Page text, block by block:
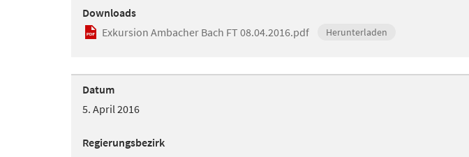
Downloads
Exkursion Ambacher Bach FT 08.04.2016.pdf
Herunterladen
Datum
5. April 2016
Regierungsbezirk